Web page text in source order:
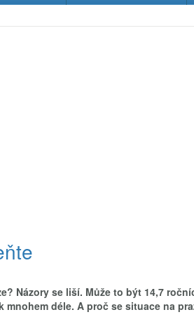
Názory se liší. Může to být 14,7
déle. A proč se situace na